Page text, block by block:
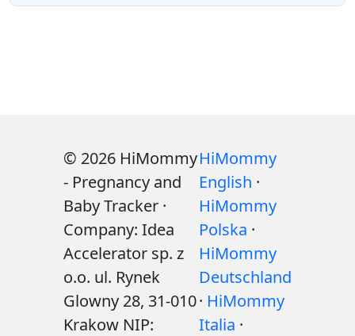
© 2026 HiMommy
- Pregnancy and
Baby Tracker ·
Company: Idea
Accelerator sp. z
o.o. ul. Rynek
Glowny 28, 31-010
Krakow NIP:
HiMommy
English ·
HiMommy
Polska ·
HiMommy
Deutschland
· HiMommy
Italia ·